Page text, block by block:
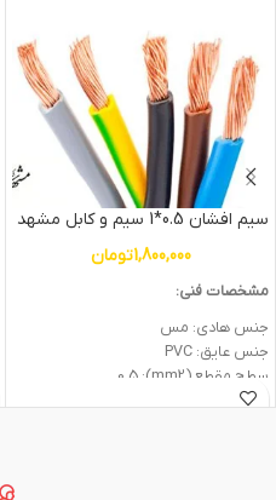
سیم افشان 0.5*1 سیم و کابل مشهد
1,800,000تومان
مشخصات فنی:
جنس هادی: مس
جنس عایق: PVC
سطح مقطع (mm2): 0.5
ولتاژ اسمی (V): 300/500